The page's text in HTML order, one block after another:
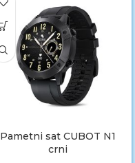
Pametni sat CUBOT N1
crni